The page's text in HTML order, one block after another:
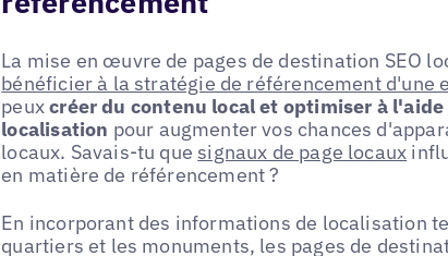
La mise en œuvre de pages de destination SEO
bénéficier à la stratégie de référencement d'une
peuxcréer du contenu local et optimiser à
localisation pour augmenter vos chances
locaux. Savais-tu que signaux de page locaux
en matière de référencement ?
En incorporant des informations de localisation
quartiers et les monuments, les pages de